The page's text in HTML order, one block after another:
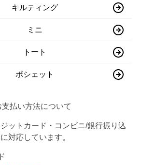
キルティング
ミニ
トート
ポシェット
支払い方法について
ットカード・コンビニ/銀行振り込
対応しています。